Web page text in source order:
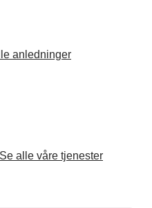
anledninger
Se alle våre tjenester